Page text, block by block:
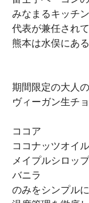
みなまるキッチン
代表が兼任され
熊本は水俣にあ
期間限定の大人
ヴィーガン生チ
ココア
ココナッツオイル
メイプルシロップ
バニラ
のみをシンプル